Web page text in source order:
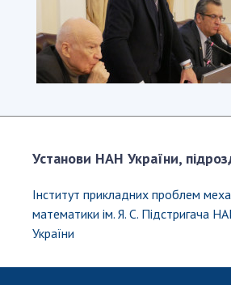
Установи НАН України,
Інститут прикладних проблем
математики ім. Я. С. Підстригача
України